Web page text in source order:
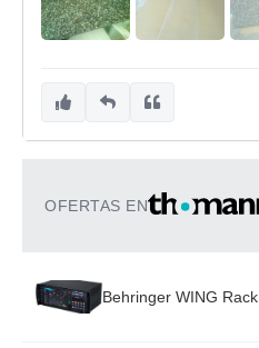
OFERTAS EN
Behringer WING Rack